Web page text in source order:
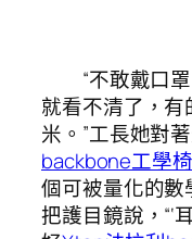
“不敢戴口罩
就看不清了，有
米。”工長她對
backbone工學椅
個可被量化的
把護目鏡說，“‘